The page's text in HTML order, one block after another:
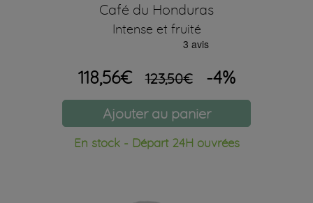
Café du Honduras
Intense et fruité
118,56€ 123,50€ -4%
Ajouter au panier
En stock - Départ 24H ouvrées